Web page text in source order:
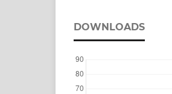
DOWNLOADS